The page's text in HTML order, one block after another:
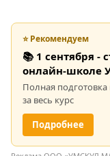
⭐ Рекомендуем
📚 1 сентября -
онлайн-школе
Полная
за весь курс
Подробнее